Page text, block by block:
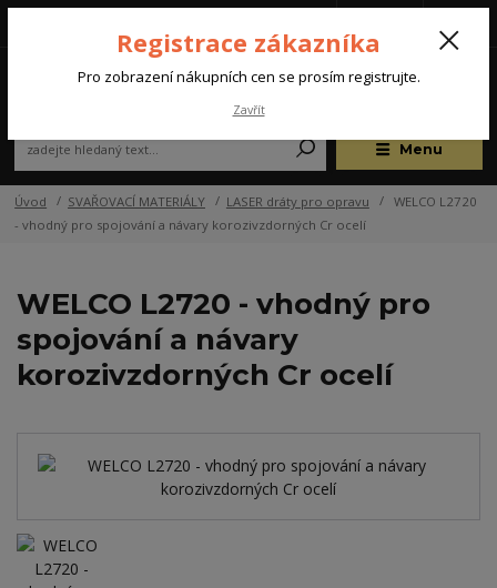
Menu
(Po-Pá, 07:00-15:30 hod.)
Úvod SVAŘOVACÍ MATERIÁLY LASER dráty pro opravu
WELCO L2720
- vhodný pro spojování a návary korozivzdorných Cr ocelí
WELCO L2720 - vhodný pro
spojování a návary
korozivzdorných Cr ocelí
Registrace zákazníka
Pro zobrazení nákupních cen se prosím registrujte.
Zavřít